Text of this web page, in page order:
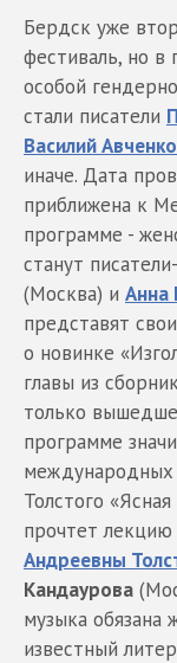
Бердск уже
фестиваль, но
особой
стали писатели
Василий Авченко
иначе. Дата
приближена к
программе -
станут
(Москва) и Анна
представят
о новинке
главы из
только
программе
международных
Толстого
прочтет лекцию
Андреевны
Кандаурова
музыка обязана
известный